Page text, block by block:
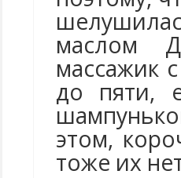
маслом
массажик
до пяти,
этом,
тоже их